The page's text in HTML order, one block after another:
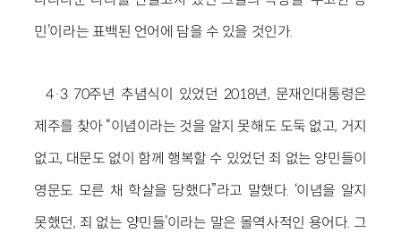
민’이라는 표백된 언어에 담을 수 있을 것인가.
4·3 70주년 추념식이 있었던 2018년, 문재인대통령은
제주를 찾아 “이념이라는 것을 알지 못해도 도둑 없고, 거지
없고, 대문도 없이 함께 행복할 수 있었던 죄 없는 양민들이
영문도 모른 채 학살을 당했다”라고 말했다. ‘이념을 알지
못했던, 죄 없는 양민들’이라는 말은 몰역사적인 용어다. 그